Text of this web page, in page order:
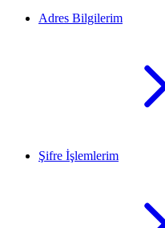
Adres Bilgilerim
Şifre İşlemlerim